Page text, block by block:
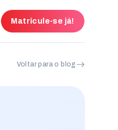
Matricule-se já!
Voltar para o blog